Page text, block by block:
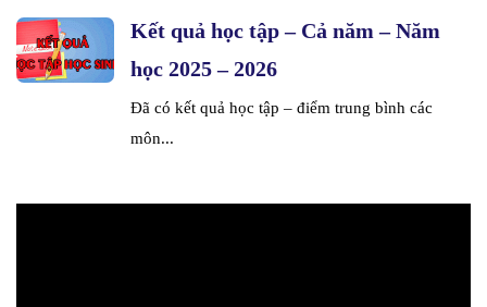
Kết quả học tập – Cả năm – Năm
học 2025 – 2026
Đã có kết quả học tập – điểm trung bình các
môn...